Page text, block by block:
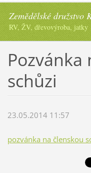
Zemědělské družstvo
RV, ŽV, dřevovýroba, jatky
Pozvánka
schůzi
23.05.2014 11:57
pozvánka na členskou